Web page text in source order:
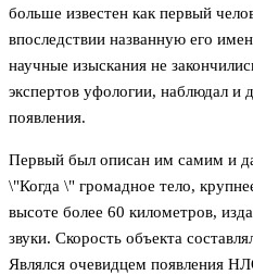
больше известен как первый
впоследствии названную его
научные изыскания не
экспертов уфологии, наблюдал и
появления.
Первый был описан им самим и
\"Когда \" громадное тело,
высоте более 60 километров,
звуки. Скорость объекта
Являлся очевидцем появления